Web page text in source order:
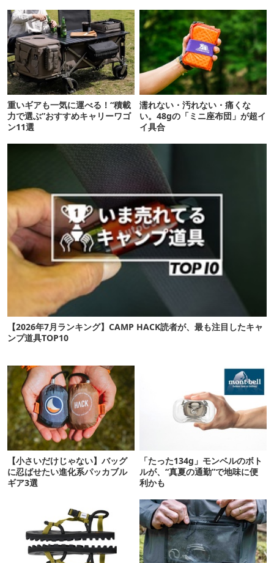
重いギアも一気に運べる！“積載
力で選ぶ”おすすめキャリーワゴ
ン11選
濡れない・汚れない・痛くな
い。48gの「ミニ座布団」が超イ
イ具合
【2026年7月ランキング】CAMP HACK読者が、最も注目したキャ
ンプ道具TOP10
【小さいだけじゃない】バッグ
に忍ばせたい進化系パッカブル
ギア3選
「たった134g」モンベルのボト
ルが、“真夏の通勤”で地味に便
利かも